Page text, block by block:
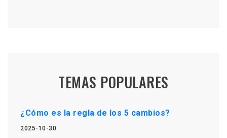
TEMAS POPULARES
¿Cómo es la regla de los 5 cambios?
2025-10-30